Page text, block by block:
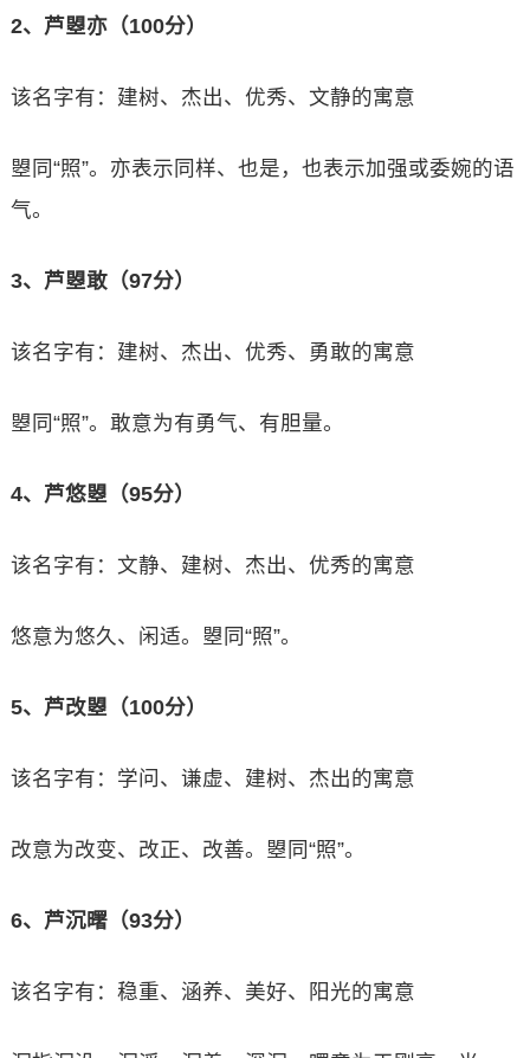
2、芦曌亦（100分）
该名字有：建树、杰出、优秀、文静的寓意
曌同“照”。亦表示同样、也是，也表示加强或委婉的语
气。
3、芦曌敢（97分）
该名字有：建树、杰出、优秀、勇敢的寓意
曌同“照”。敢意为有勇气、有胆量。
4、芦悠曌（95分）
该名字有：文静、建树、杰出、优秀的寓意
悠意为悠久、闲适。曌同“照”。
5、芦改曌（100分）
该名字有：学问、谦虚、建树、杰出的寓意
改意为改变、改正、改善。曌同“照”。
6、芦沉曙（93分）
该名字有：稳重、涵养、美好、阳光的寓意